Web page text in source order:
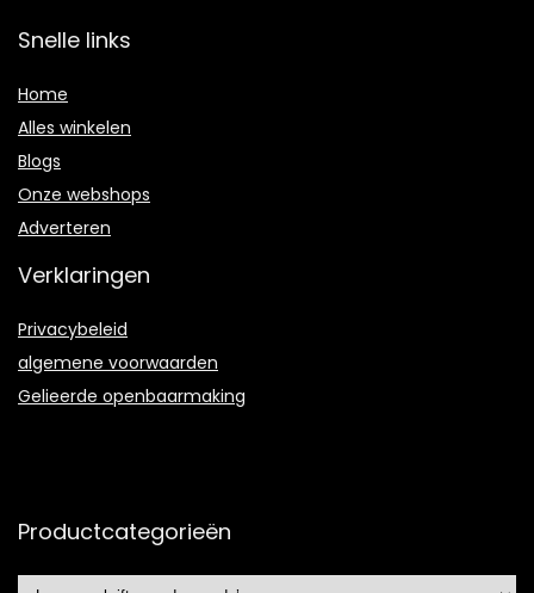
Snelle links
Home
Alles winkelen
Blogs
Onze webshops
Adverteren
Verklaringen
Privacybeleid
algemene voorwaarden
Gelieerde openbaarmaking
Productcategorieën